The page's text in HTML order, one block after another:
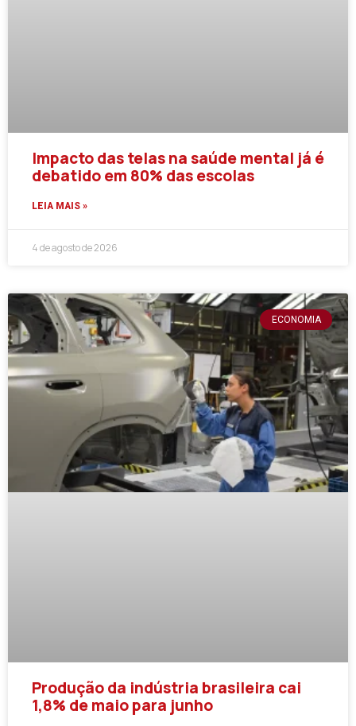
Impacto das telas na saúde mental já é
debatido em 80% das escolas
LEIA MAIS »
4 de agosto de 2026
ECONOMIA
Produção da indústria brasileira cai
1,8% de maio para junho